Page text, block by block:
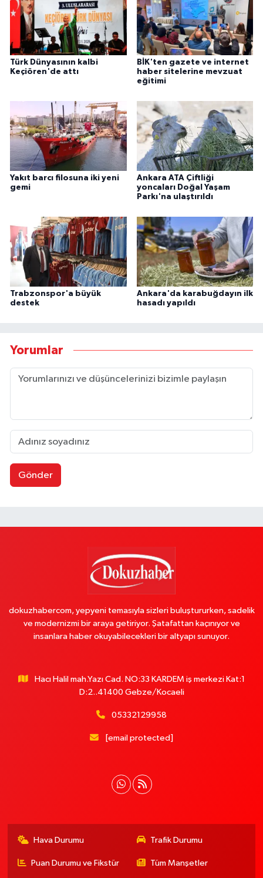
Türk Dünyasının kalbi
Keçiören'de attı
BİK'ten gazete ve internet
haber sitelerine mevzuat
eğitimi
Yakıt barcı filosuna iki yeni
gemi
Ankara ATA Çiftliği
yoncaları Doğal Yaşam
Parkı'na ulaştırıldı
Trabzonspor'a büyük
destek
Ankara'da karabuğdayın ilk
hasadı yapıldı
Yorumlar
Gönder
dokuzhabercom, yepyeni temasıyla sizleri buluştururken, sadelik
ve modernizmi bir araya getiriyor. Şatafattan kaçınıyor ve
insanlara haber okuyabilecekleri bir altyapı sunuyor.
Hacı Halil mah.Yazı Cad. NO:33 KARDEM iş merkezi Kat:1
D:2..41400 Gebze/Kocaeli
05332129958
[email protected]
Hava Durumu Trafik Durumu
Puan Durumu ve Fikstür Tüm Manşetler